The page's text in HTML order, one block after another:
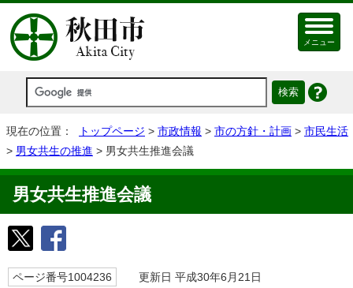
メニュー
現在の位置： トップページ > 市政情報 > 市の方針・計画 > 市民生活
> 男女共生の推進 > 男女共生推進会議
男女共生推進会議
ページ番号1004236 更新日 平成30年6月21日